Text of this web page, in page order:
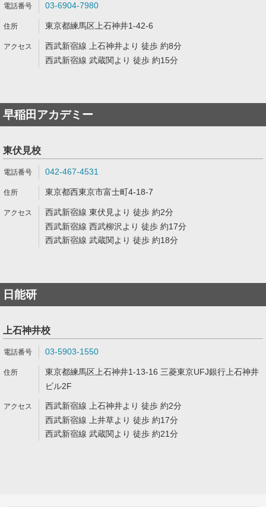
03-6904-7980
東京都練馬区上石神井1-42-6
西武新宿線 上石神井より 徒歩 約8分
西武新宿線 武蔵関より 徒歩 約15分
早稲田アカデミー
東伏見校
042-467-4531
東京都西東京市富士町4-18-7
西武新宿線 東伏見より 徒歩 約2分
西武新宿線 西武柳沢より 徒歩 約17分
西武新宿線 武蔵関より 徒歩 約18分
日能研
上石神井校
03-5903-1550
東京都練馬区上石神井1-13-16 三菱東京UFJ銀行上石神井
ビル2F
西武新宿線 上石神井より 徒歩 約2分
西武新宿線 上井草より 徒歩 約17分
西武新宿線 武蔵関より 徒歩 約21分